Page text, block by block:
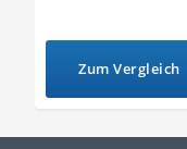
Zum Vergleich